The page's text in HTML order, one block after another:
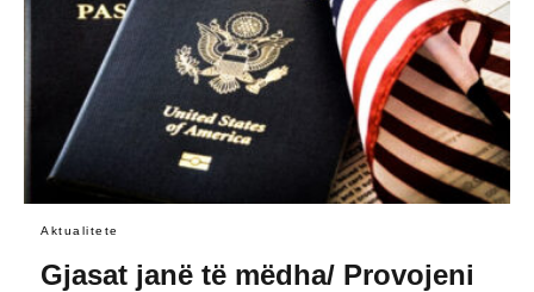
Aktualitete
Gjasat janë të mëdha/ Provojeni